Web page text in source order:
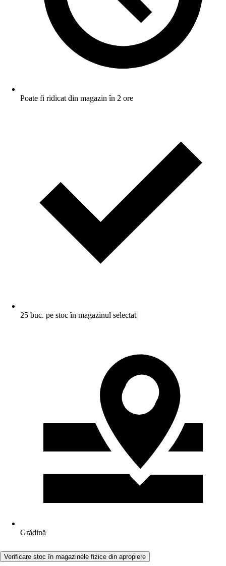
Poate fi ridicat din magazin în 2 ore
25 buc. pe stoc în magazinul selectat
Grădină
Verificare stoc în magazinele fizice din apropiere